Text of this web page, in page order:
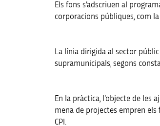
Els fons s’adscriuen al
corporacions públiques, com
La línia dirigida al sector
supramunicipals, segons
En la pràctica, l’objecte de les
mena de projectes empren
CPI.